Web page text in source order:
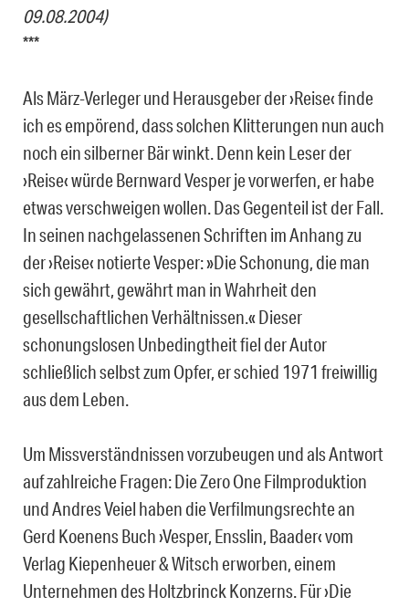
09.08.2004)
***
Als März-Verleger und Herausgeber der ›Reise‹ finde
ich es empörend, dass solchen Klitterungen nun auch
noch ein silberner Bär winkt. Denn kein Leser der
›Reise‹ würde Bernward Vesper je vorwerfen, er habe
etwas verschweigen wollen. Das Gegenteil ist der Fall.
In seinen nachgelassenen Schriften im Anhang zu
der ›Reise‹ notierte Vesper: »Die Schonung, die man
sich gewährt, gewährt man in Wahrheit den
gesellschaftlichen Verhältnissen.« Dieser
schonungslosen Unbedingtheit fiel der Autor
schließlich selbst zum Opfer, er schied 1971 freiwillig
aus dem Leben.
Um Missverständnissen vorzubeugen und als Antwort
auf zahlreiche Fragen: Die Zero One Filmproduktion
und Andres Veiel haben die Verfilmungsrechte an
Gerd Koenens Buch ›Vesper, Ensslin, Baader‹ vom
Verlag Kiepenheuer & Witsch erworben, einem
Unternehmen des Holtzbrinck Konzerns. Für ›Die